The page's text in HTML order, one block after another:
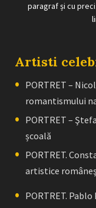
paragraf și cu
Artisti
PORTRET –
romantismului
PORTRET –
școală
PORTRET.
artistice
PORTRET.